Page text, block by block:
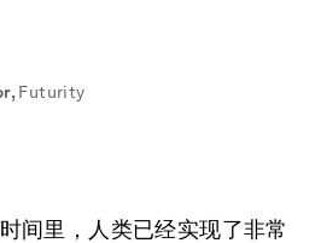
, Futurity
间里，人类已经实现了非常